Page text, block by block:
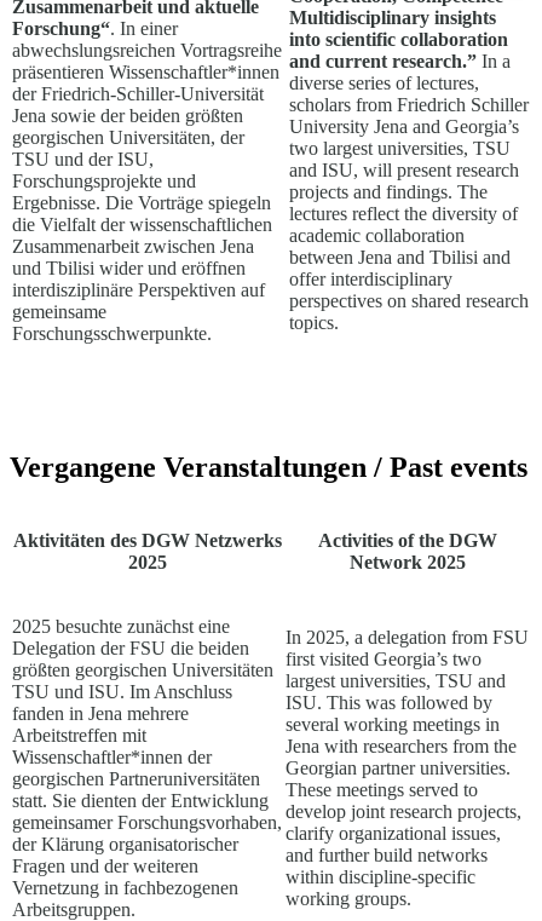
Zusammenarbeit und aktuelle
Forschung“. In einer
abwechslungsreichen Vortragsreihe
präsentieren Wissenschaftler*innen
der Friedrich-Schiller-Universität
Jena sowie der beiden größten
georgischen Universitäten, der
TSU und der ISU,
Forschungsprojekte und
Ergebnisse. Die Vorträge spiegeln
die Vielfalt der wissenschaftlichen
Zusammenarbeit zwischen Jena
und Tbilisi wider und eröffnen
interdisziplinäre Perspektiven auf
gemeinsame
Forschungsschwerpunkte.
Multidisciplinary insights
into scientific collaboration
and current research.” In a
diverse series of lectures,
scholars from Friedrich Schiller
University Jena and Georgia’s
two largest universities, TSU
and ISU, will present research
projects and findings. The
lectures reflect the diversity of
academic collaboration
between Jena and Tbilisi and
offer interdisciplinary
perspectives on shared research
topics.
Vergangene Veranstaltungen / Past events
Aktivitäten des DGW Netzwerks
2025
Activities of the DGW
Network 2025
2025 besuchte zunächst eine
Delegation der FSU die beiden
größten georgischen Universitäten
TSU und ISU. Im Anschluss
fanden in Jena mehrere
Arbeitstreffen mit
Wissenschaftler*innen der
georgischen Partneruniversitäten
statt. Sie dienten der Entwicklung
gemeinsamer Forschungsvorhaben,
der Klärung organisatorischer
Fragen und der weiteren
Vernetzung in fachbezogenen
Arbeitsgruppen.
In 2025, a delegation from FSU
first visited Georgia’s two
largest universities, TSU and
ISU. This was followed by
several working meetings in
Jena with researchers from the
Georgian partner universities.
These meetings served to
develop joint research projects,
clarify organizational issues,
and further build networks
within discipline-specific
working groups.